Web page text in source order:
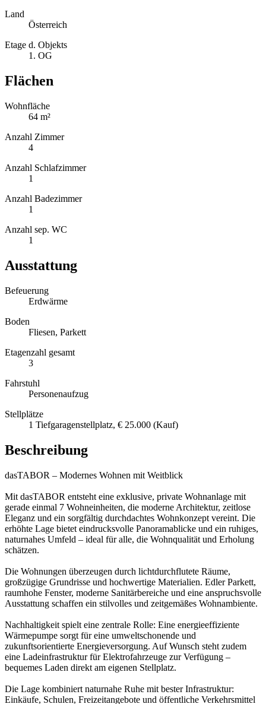
Land
Österreich
Etage d. Objekts
1. OG
Flächen
Wohnfläche
64 m²
Anzahl Zimmer
4
Anzahl Schlafzimmer
1
Anzahl Badezimmer
1
Anzahl sep. WC
1
Ausstattung
Befeuerung
Erdwärme
Boden
Fliesen, Parkett
Etagenzahl gesamt
3
Fahrstuhl
Personenaufzug
Stellplätze
1 Tiefgaragenstellplatz, € 25.000 (Kauf)
Beschreibung
dasTABOR – Modernes Wohnen mit Weitblick
Mit dasTABOR entsteht eine exklusive, private Wohnanlage mit
gerade einmal 7 Wohneinheiten, die moderne Architektur, zeitlose
Eleganz und ein sorgfältig durchdachtes Wohnkonzept vereint. Die
erhöhte Lage bietet eindrucksvolle Panoramablicke und ein ruhiges,
naturnahes Umfeld – ideal für alle, die Wohnqualität und Erholung
schätzen.
Die Wohnungen überzeugen durch lichtdurchflutete Räume,
großzügige Grundrisse und hochwertige Materialien. Edler Parkett,
raumhohe Fenster, moderne Sanitärbereiche und eine anspruchsvolle
Ausstattung schaffen ein stilvolles und zeitgemäßes Wohnambiente.
Nachhaltigkeit spielt eine zentrale Rolle: Eine energieeffiziente
Wärmepumpe sorgt für eine umweltschonende und
zukunftsorientierte Energieversorgung. Auf Wunsch steht zudem
eine Ladeinfrastruktur für Elektrofahrzeuge zur Verfügung –
bequemes Laden direkt am eigenen Stellplatz.
Die Lage kombiniert naturnahe Ruhe mit bester Infrastruktur:
Einkäufe, Schulen, Freizeitangebote und öffentliche Verkehrsmittel